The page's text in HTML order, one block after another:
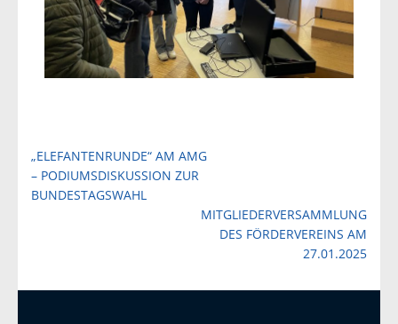
Beitragsnavigation
„ELEFANTENRUNDE“ AM AMG
– PODIUMSDISKUSSION ZUR
BUNDESTAGSWAHL
MITGLIEDERVERSAMMLUNG
DES FÖRDERVEREINS AM
27.01.2025